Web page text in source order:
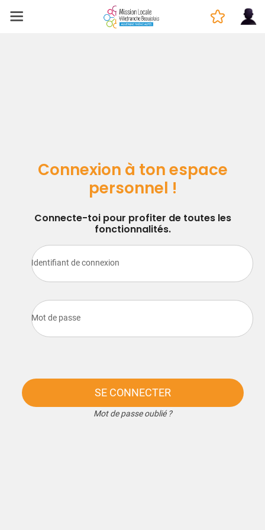
Connexion à ton espace
personnel !
Connecte-toi pour profiter de toutes les
fonctionnalités.
Identifiant de connexion
Mot de passe
SE CONNECTER
Mot de passe oublié ?